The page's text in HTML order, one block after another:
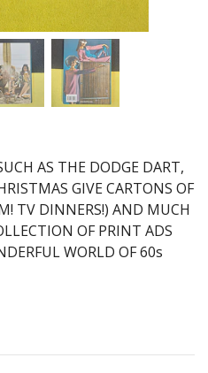
AS THE DODGE DART,
GIVE CARTONS OF
TV DINNERS!) AND MUCH
OF PRINT ADS
WORLD OF 60s